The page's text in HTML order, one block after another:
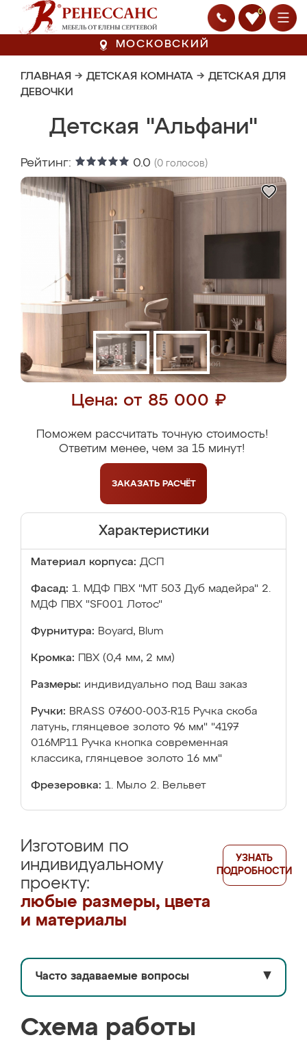
0
МОСКОВСКИЙ
ГЛАВНАЯ → ДЕТСКАЯ КОМНАТА → ДЕТСКАЯ ДЛЯ
ДЕВОЧКИ
Детская "Альфани"
Рейтинг: 0.0 (0 голосов)
Цена: от 85 000 ₽
Поможем рассчитать точную стоимость!
Ответим менее, чем за 15 минут!
ЗАКАЗАТЬ РАСЧЁТ
Характеристики
Материал корпуса: ДСП
Фасад: 1. МДФ ПВХ "МТ 503 Дуб мадейра" 2.
МДФ ПВХ "SF001 Лотос"
Фурнитура: Boyard, Blum
Кромка: ПВХ (0,4 мм, 2 мм)
Размеры: индивидуально под Ваш заказ
Ручки: BRASS 07600-003-R15 Ручка скоба
латунь, глянцевое золото 96 мм" "4197
016MP11 Ручка кнопка современная
классика, глянцевое золото 16 мм"
Фрезеровка: 1. Мыло 2. Вельвет
Изготовим по
индивидуальному
проекту:
любые размеры, цвета
и материалы
УЗНАТЬ
ПОДРОБНОСТИ
Часто задаваемые вопросы ▼
Схема работы